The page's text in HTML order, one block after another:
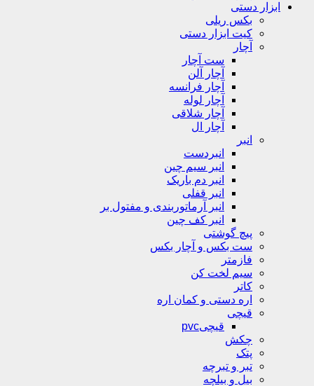
ابزار دستی
بکس ریلی
کیت ابزار دستی
آچار
ست آچار
آچار آلن
آچار فرانسه
آچار لوله
آچار شلاقی
آچار ال
انبر
انبردست
انبر سیم چین
انبر دم باریک
انبر قفلی
انبر آرماتوربندی و مفتول بر
انبر کف چین
پیچ گوشتی
ست بکس و آچار بکس
فازمتر
سیم لخت کن
کاتر
اره دستی و کمان اره
قیچی
قیچیpvc
چکش
پتک
تبر و تبرچه
بیل و بیلچه